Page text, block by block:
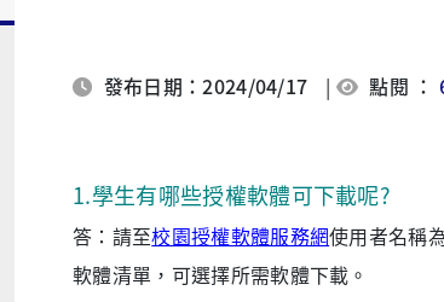
發布日期：2024/04/17 | 點閱 ：
1.學生有哪些授權軟體可下載呢?
答：請至校園授權軟體服務網使用者名稱
軟體清單，可選擇所需軟體下載。